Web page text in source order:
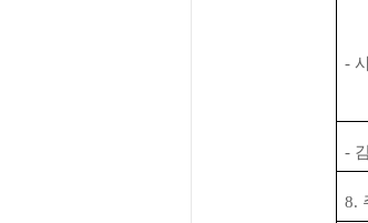
-
-
8.